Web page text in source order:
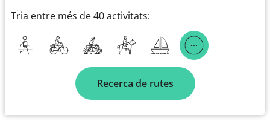
Tria entre més de 40 activitats:
Recerca de rutes